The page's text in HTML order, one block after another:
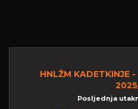
HNLŽM KADETKINJE
Posljednja